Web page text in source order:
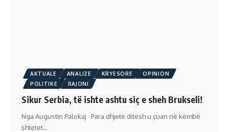
AKTUALE ANALIZE KRYESORE
OPINION
POLITIKE
RAJONI
Sikur Serbia, të ishte ashtu siç e sheh Brukseli!
Nga Augustin Palokaj Para dhjetë ditësh u çuan në këmbë
shtetet…